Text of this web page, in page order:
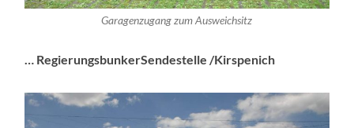
Garagenzugang zum Ausweichsitz
… RegierungsbunkerSendestelle /Kirspenich